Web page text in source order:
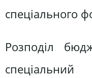
спеціального
Розподіл